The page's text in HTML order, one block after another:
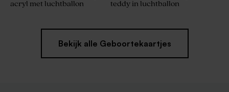
acryl met luchtballon
teddy in luchtballon
Bekijk alle Geboortekaartjes